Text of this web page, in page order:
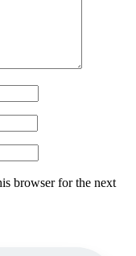
browser for the next